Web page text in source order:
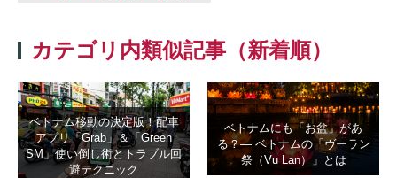
カテゴリ内類似記事（新着順）
ベトナム移動の決定版！配車
アプリ「Grab」＆「Green
SM」使い倒し術とトラブル回
避テクニック
ベトナムにも「お盆」があ
る？― ベトナムの「ヴーラン
祭（Vu Lan）」とは